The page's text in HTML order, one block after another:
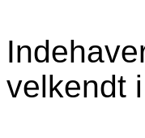
velkendt